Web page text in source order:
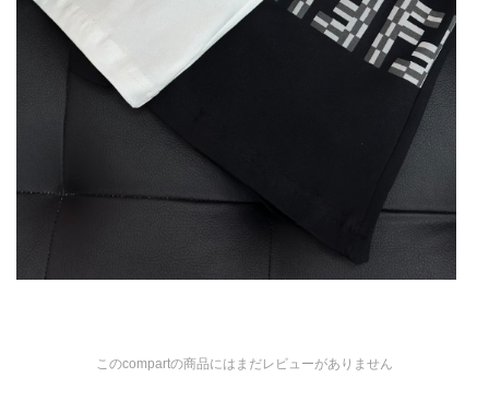
このcompartの商品にはまだレビューがありません